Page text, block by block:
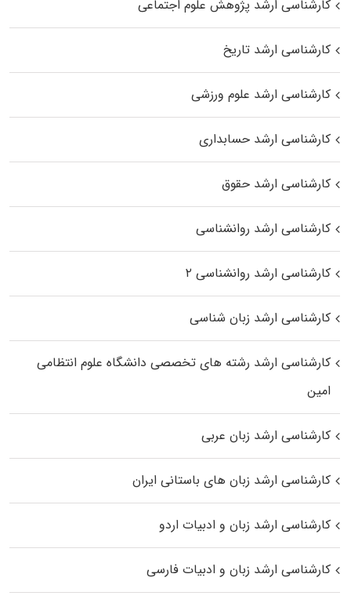
کارشناسی ارشد پژوهش علوم اجتماعی
کارشناسی ارشد تاریخ
کارشناسی ارشد علوم ورزشی
کارشناسی ارشد حسابداری
کارشناسی ارشد حقوق
کارشناسی ارشد روانشناسی
کارشناسی ارشد روانشناسی ۲
کارشناسی ارشد زبان شناسی
کارشناسی ارشد رﺷﺘﻪ ﻫﺎی تخصصی داﻧﺸﮕﺎه ﻋﻠﻮم انتظامی
اﻣﻴﻦ
کارشناسی ارشد زبان عربی
کارشناسی ارشد زبان‌ های باستانی ایران
کارشناسی ارشد زبان و ادبیات اردو
کارشناسی ارشد زبان و ادبیات فارسی